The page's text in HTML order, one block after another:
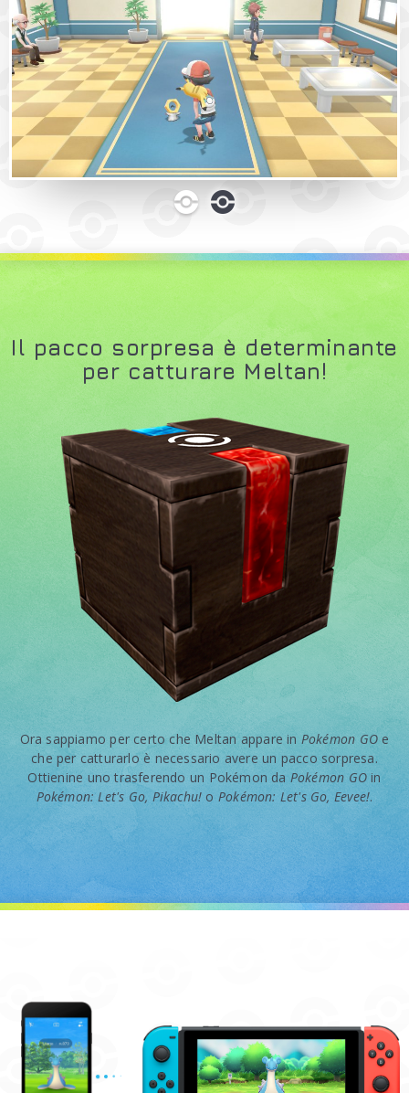
0
Il pacco sorpresa è determinante
per catturare Meltan!
Ora sappiamo per certo che Meltan appare in Pokémon GOe
che per catturarlo è necessario avere un pacco sorpresa.
Ottienine uno trasferendo un Pokémon da Pokémon GOin
Pokémon: Let's Go, Pikachu! o Pokémon: Let's Go, Eevee!.